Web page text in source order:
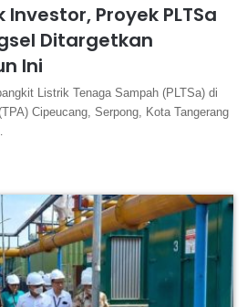
Proyek PLTSa
Ditargetkan
Ini
Listrik Tenaga Sampah (PLTSa) di
Cipeucang, Serpong, Kota Tangerang